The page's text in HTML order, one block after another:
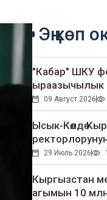
Эң көп
"Кабар" ШКУ
ыраазычылык
09 Август 2026
Ысык-Көлдө
29 Июль 2026
Кыргызстан
агымын 10 млн